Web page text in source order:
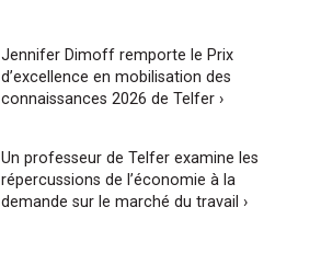
Jennifer Dimoff remporte le Prix
d’excellence en mobilisation des
connaissances 2026 de Telfer ›
Un professeur de Telfer examine les
répercussions de l’économie à la
demande sur le marché du travail ›